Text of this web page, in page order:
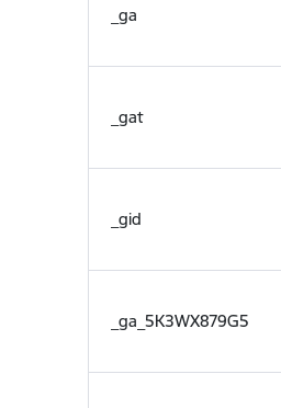
_ga
_gat
_gid
_ga_5K3WX879G5